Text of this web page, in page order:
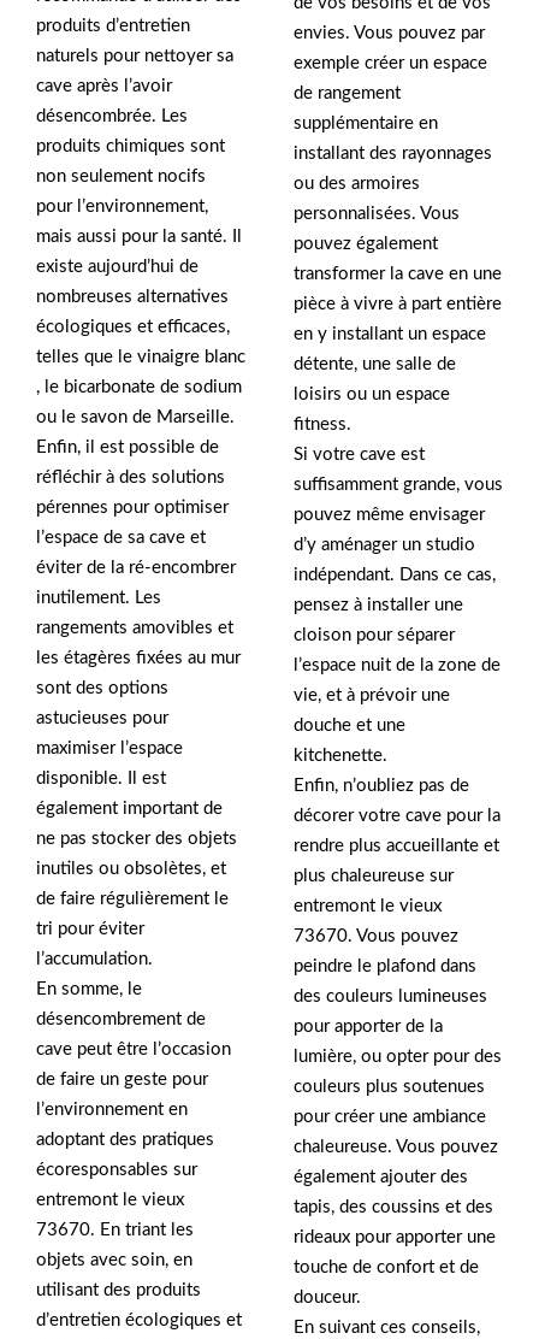
produits d’entretien
naturels pour nettoyer sa
cave après l’avoir
désencombrée. Les
produits chimiques sont
non seulement nocifs
pour l’environnement,
mais aussi pour la santé. Il
existe aujourd’hui de
nombreuses alternatives
écologiques et efficaces,
telles que le vinaigre blanc
, le bicarbonate de sodium
ou le savon de Marseille.
Enfin, il est possible de
réfléchir à des solutions
pérennes pour optimiser
l’espace de sa cave et
éviter de la ré-encombrer
inutilement. Les
rangements amovibles et
les étagères fixées au mur
sont des options
astucieuses pour
maximiser l’espace
disponible. Il est
également important de
ne pas stocker des objets
inutiles ou obsolètes, et
de faire régulièrement le
tri pour éviter
l’accumulation.
En somme, le
désencombrement de
cave peut être l’occasion
de faire un geste pour
l’environnement en
adoptant des pratiques
écoresponsables sur
entremont le vieux
73670. En triant les
objets avec soin, en
utilisant des produits
d’entretien écologiques et
envies. Vous pouvez par
exemple créer un espace
de rangement
supplémentaire en
installant des rayonnages
ou des armoires
personnalisées. Vous
pouvez également
transformer la cave en une
pièce à vivre à part entière
en y installant un espace
détente, une salle de
loisirs ou un espace
fitness.
Si votre cave est
suffisamment grande, vous
pouvez même envisager
d’y aménager un studio
indépendant. Dans ce cas,
pensez à installer une
cloison pour séparer
l’espace nuit de la zone de
vie, et à prévoir une
douche et une
kitchenette.
Enfin, n’oubliez pas de
décorer votre cave pour la
rendre plus accueillante et
plus chaleureuse sur
entremont le vieux
73670. Vous pouvez
peindre le plafond dans
des couleurs lumineuses
pour apporter de la
lumière, ou opter pour des
couleurs plus soutenues
pour créer une ambiance
chaleureuse. Vous pouvez
également ajouter des
tapis, des coussins et des
rideaux pour apporter une
touche de confort et de
douceur.
En suivant ces conseils,